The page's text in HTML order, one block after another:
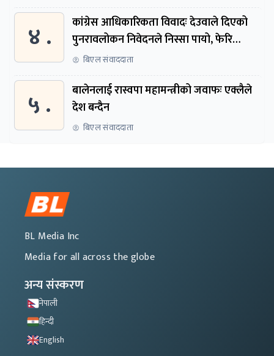
४ .
कांग्रेस आधिकारिकता विवादः देउवाले दिएको
पुनरावलोकन निवेदनले निस्सा पायो, फेरि
सुरुदेखि सुनुवाइ हुने
बिएल संवाददाता
५ .
बालेनलाई रास्वपा महामन्त्रीको जवाफः एक्लैले
देश बन्दैन
बिएल संवाददाता
BL Media Inc
Media for all across the globe
अन्य संस्करण
नेपाली
हिन्दी
English